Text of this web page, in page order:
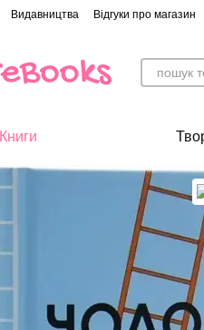
контенту
Видавництва Відгуки про магазин
Книги